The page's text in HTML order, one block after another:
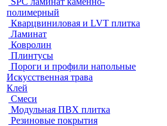
полимерный
Кварцвиниловая и LVT плитка
Ламинат
Ковролин
Плинтусы
Пороги и профили напольные
Искусственная трава
Клей
Смеси
Модульная ПВХ плитка
Резиновые покрытия